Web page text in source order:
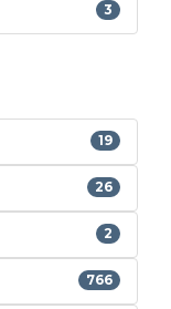
3
19
26
2
766